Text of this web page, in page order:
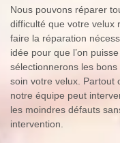
Nous pouvons réparer
difficulté que votre velux
faire la réparation
idée pour que l’on
sélectionnerons les
soin votre velux. Partout
notre équipe peut
les moindres défauts
intervention.